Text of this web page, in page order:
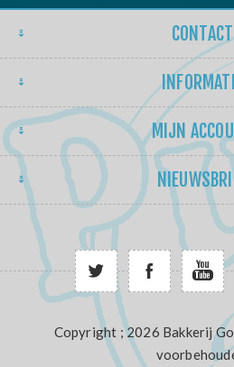
CONTACT
MIJN
Copyright ; 2026 Bakkerij